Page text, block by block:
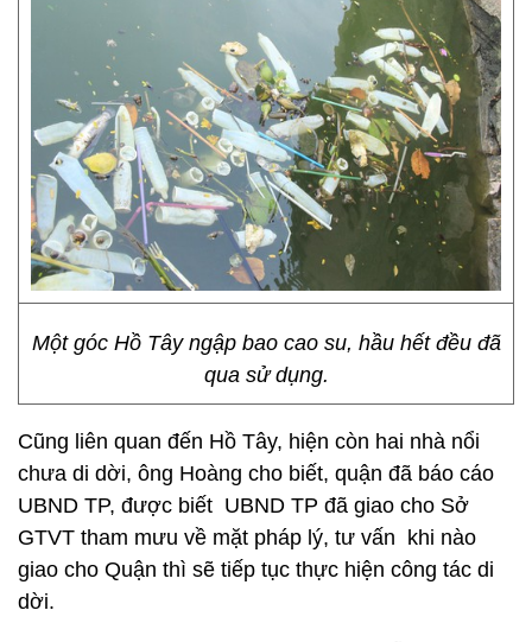
Một góc Hồ Tây ngập bao cao su, hầu hết đều đã
qua sử dụng.
Cũng liên quan đến Hồ Tây, hiện còn hai nhà nổi
chưa di dời, ông Hoàng cho biết, quận đã báo cáo
UBND TP, được biết UBND TP đã giao cho Sở
GTVT tham mưu về mặt pháp lý, tư vấn khi nào
giao cho Quận thì sẽ tiếp tục thực hiện công tác di
dời.